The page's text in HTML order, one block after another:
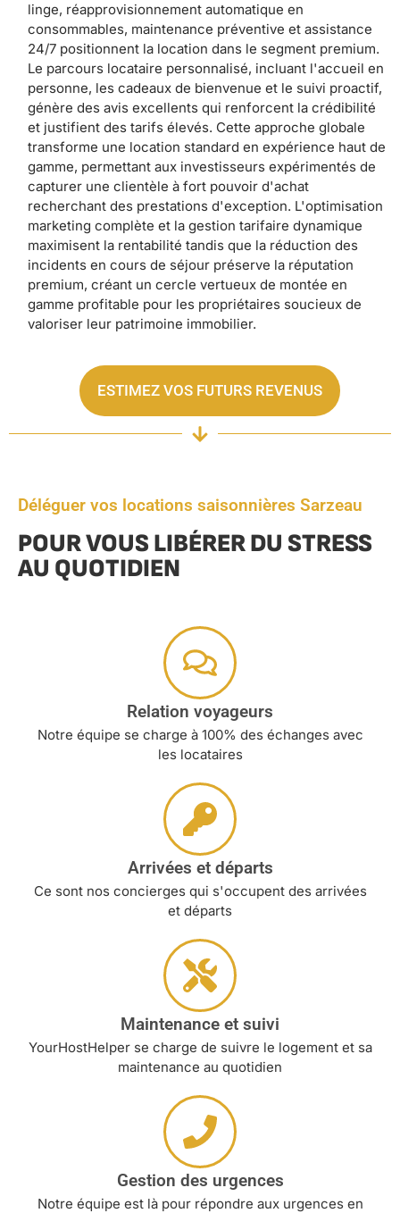
linge, réapprovisionnement automatique en
consommables, maintenance préventive et assistance
24/7 positionnent la location dans le segment premium.
Le parcours locataire personnalisé, incluant l'accueil en
personne, les cadeaux de bienvenue et le suivi proactif,
génère des avis excellents qui renforcent la crédibilité
et justifient des tarifs élevés. Cette approche globale
transforme une location standard en expérience haut de
gamme, permettant aux investisseurs expérimentés de
capturer une clientèle à fort pouvoir d'achat
recherchant des prestations d'exception. L'optimisation
marketing complète et la gestion tarifaire dynamique
maximisent la rentabilité tandis que la réduction des
incidents en cours de séjour préserve la réputation
premium, créant un cercle vertueux de montée en
gamme profitable pour les propriétaires soucieux de
valoriser leur patrimoine immobilier.
ESTIMEZ VOS FUTURS REVENUS
Déléguer vos locations saisonnières Sarzeau
POUR VOUS LIBÉRER DU STRESS
AU QUOTIDIEN
Relation voyageurs
Notre équipe se charge à 100% des échanges avec
les locataires
Arrivées et départs
Ce sont nos concierges qui s'occupent des arrivées
et départs
Maintenance et suivi
YourHostHelper se charge de suivre le logement et sa
maintenance au quotidien
Gestion des urgences
Notre équipe est là pour répondre aux urgences en